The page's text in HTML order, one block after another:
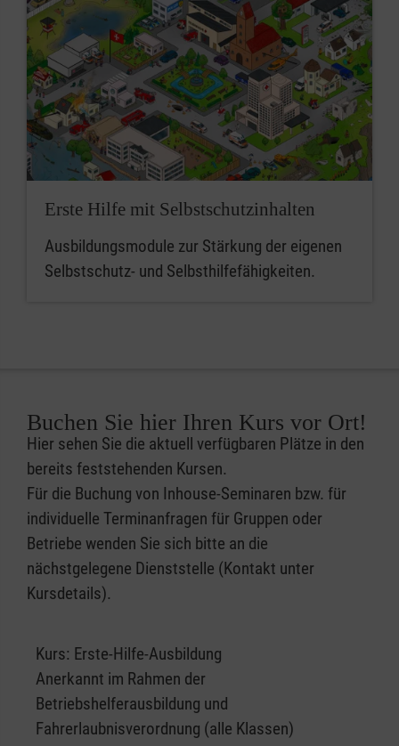
Erste Hilfe mit Selbstschutzinhalten
Ausbildungsmodule zur Stärkung der eigenen
Selbstschutz- und Selbsthilfefähigkeiten.
Buchen Sie hier Ihren Kurs vor Ort!
Hier sehen Sie die aktuell verfügbaren Plätze in den
bereits feststehenden Kursen.
Für die Buchung von Inhouse-Seminaren bzw. für
individuelle Terminanfragen für Gruppen oder
Betriebe wenden Sie sich bitte an die
nächstgelegene Dienststelle (Kontakt unter
Kursdetails).
Kurs: Erste-Hilfe-Ausbildung
Anerkannt im Rahmen der
Betriebshelferausbildung und
Fahrerlaubnisverordnung (alle Klassen)